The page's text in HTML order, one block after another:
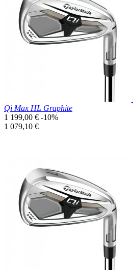
Aperçu rapide
Qi Max HL Graphite
Prix
de
1 199,00 € -10%
Prix
1 079,10 €
Prix réduit
Aperçu rapide